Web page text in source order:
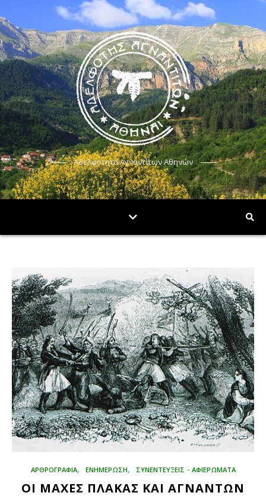
Αδελφότητα Αγναντίτων Αθηνών
ΑΡΘΡΟΓΡΑΦΊΑ, ΕΝΗΜΕΡΩΣΗ, ΣΥΝΕΝΤΕΥΞΕΙΣ - ΑΦΙΕΡΩΜΑΤΑ
ΟΙ ΜΑΧΕΣ ΠΛΑΚΑΣ ΚΑΙ ΑΓΝΑΝΤΩΝ